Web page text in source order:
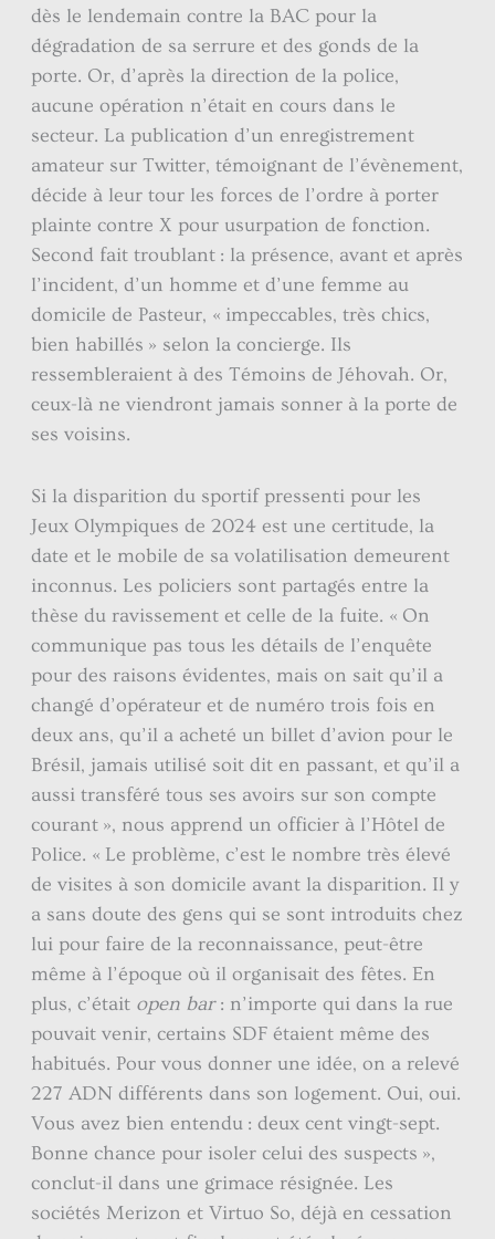
dès le lendemain contre la BAC pour la
dégradation de sa serrure et des gonds de la
porte. Or, d’après la direction de la police,
aucune opération n’était en cours dans le
secteur. La publication d’un enregistrement
amateur sur Twitter, témoignant de l’évènement,
décide à leur tour les forces de l’ordre à porter
plainte contre X pour usurpation de fonction.
Second fait troublant : la présence, avant et après
l’incident, d’un homme et d’une femme au
domicile de Pasteur, « impeccables, très chics,
bien habillés » selon la concierge. Ils
ressembleraient à des Témoins de Jéhovah. Or,
ceux-là ne viendront jamais sonner à la porte de
ses voisins.
Si la disparition du sportif pressenti pour les
Jeux Olympiques de 2024 est une certitude, la
date et le mobile de sa volatilisation demeurent
inconnus. Les policiers sont partagés entre la
thèse du ravissement et celle de la fuite. « On
communique pas tous les détails de l’enquête
pour des raisons évidentes, mais on sait qu’il a
changé d’opérateur et de numéro trois fois en
deux ans, qu’il a acheté un billet d’avion pour le
Brésil, jamais utilisé soit dit en passant, et qu’il a
aussi transféré tous ses avoirs sur son compte
courant », nous apprend un officier à l’Hôtel de
Police. « Le problème, c’est le nombre très élevé
de visites à son domicile avant la disparition. Il y
a sans doute des gens qui se sont introduits chez
lui pour faire de la reconnaissance, peut-être
même à l’époque où il organisait des fêtes. En
plus, c’était open bar: n’importe qui dans la rue
pouvait venir, certains SDF étaient même des
habitués. Pour vous donner une idée, on a relevé
227 ADN différents dans son logement. Oui, oui.
Vous avez bien entendu : deux cent vingt-sept.
Bonne chance pour isoler celui des suspects »,
conclut-il dans une grimace résignée. Les
sociétés Merizon et Virtuo So, déjà en cessation